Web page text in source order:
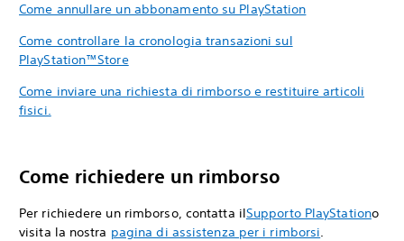
Come annullare un abbonamento su PlayStation
Come controllare la cronologia transazioni sul
PlayStation™Store
Come inviare una richiesta di rimborso e restituire articoli
fisici.
Come richiedere un rimborso
Per richiedere un rimborso, contatta ilSupporto PlayStationo
visita la nostra pagina di assistenza per i rimborsi.